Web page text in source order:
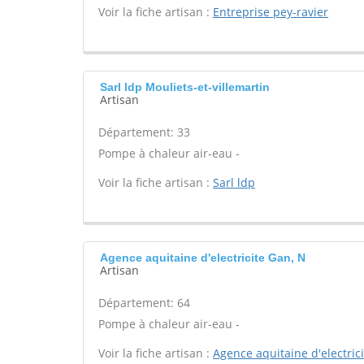
Voir la fiche artisan : Entreprise pey-ravier
Sarl ldp Mouliets-et-villemartin
Artisan
Département: 33
Pompe à chaleur air-eau -
Voir la fiche artisan : Sarl ldp
Agence aquitaine d'electricite Gan, N
Artisan
Département: 64
Pompe à chaleur air-eau -
Voir la fiche artisan : Agence aquitaine